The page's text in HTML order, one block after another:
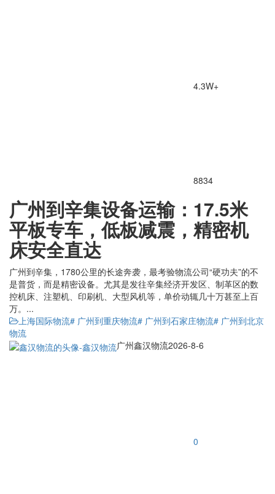
4.3W+
8834
广州到辛集设备运输：17.5米
平板专车，低板减震，精密机
床安全直达
广州到辛集，1780公里的长途奔袭，最考验物流公司“硬功夫”的不
是普货，而是精密设备。尤其是发往辛集经济开发区、制革区的数
控机床、注塑机、印刷机、大型风机等，单价动辄几十万甚至上百
万。...
上海国际物流# 广州到重庆物流# 广州到石家庄物流# 广州到北京
物流
广州鑫汉物流2026-8-6
0